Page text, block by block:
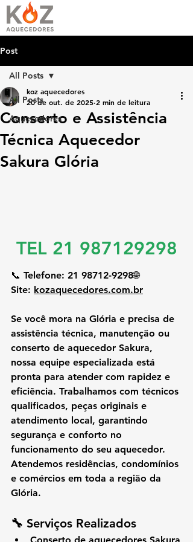
Post
All Posts
Aquecedores
All Posts
Conserto e Assistência
Técnica Aquecedor
Sakura Glória
koz aquecedores
20 de out. de 2025 2 min de leitura
TEL 21 987129298
📞 Telefone: 21 98712-9298🌐
Site: kozaquecedores.com.br
Se você mora na Glória e precisa de
assistência técnica, manutenção ou
conserto de aquecedor Sakura,
nossa equipe especializada está
pronta para atender com rapidez e
eficiência. Trabalhamos com técnicos
qualificados, peças originais e
atendimento local, garantindo
segurança e conforto no
funcionamento do seu aquecedor.
Atendemos residências, condomínios
e comércios em toda a região da
Glória.
🔧 Serviços Realizados